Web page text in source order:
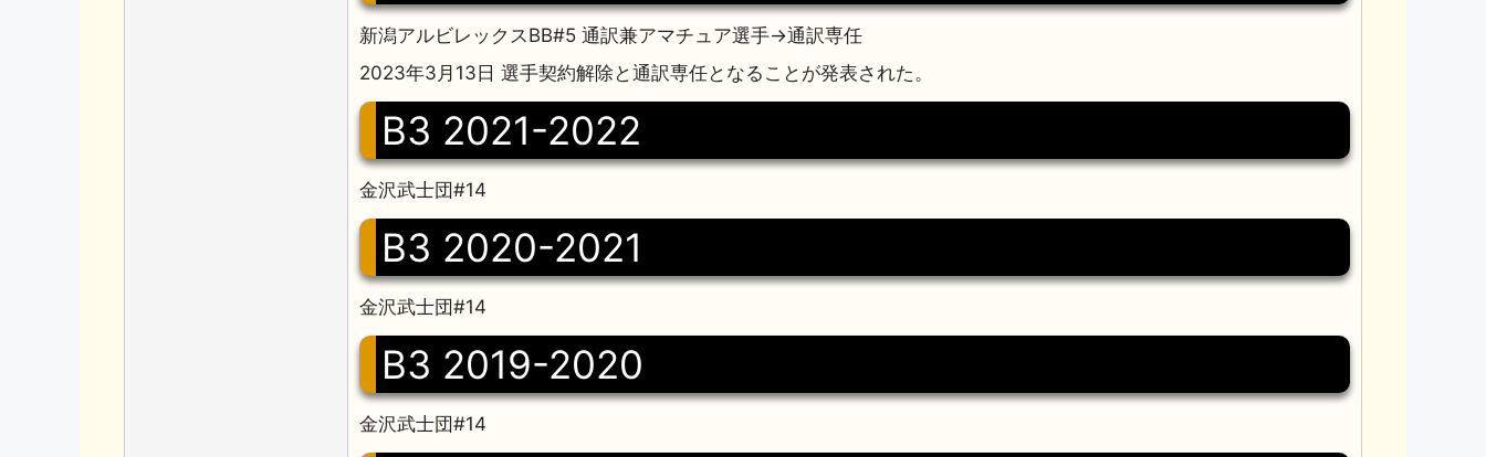
新潟アルビレックスBB#5 通訳兼アマチュア選手→通訳専任
2023年3月13日 選手契約解除と通訳専任となることが発表された。
B3 2021-2022
金沢武士団#14
B3 2020-2021
金沢武士団#14
B3 2019-2020
金沢武士団#14